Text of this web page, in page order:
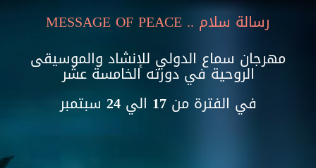
MESSAGE OF PEACE
.. رسالة سلام
مهرجان سماع الدولي للإنشاد والموسيقى
الروحية في دورته الخامسة عشر
في الفترة من 17 الي 24 سبتمبر